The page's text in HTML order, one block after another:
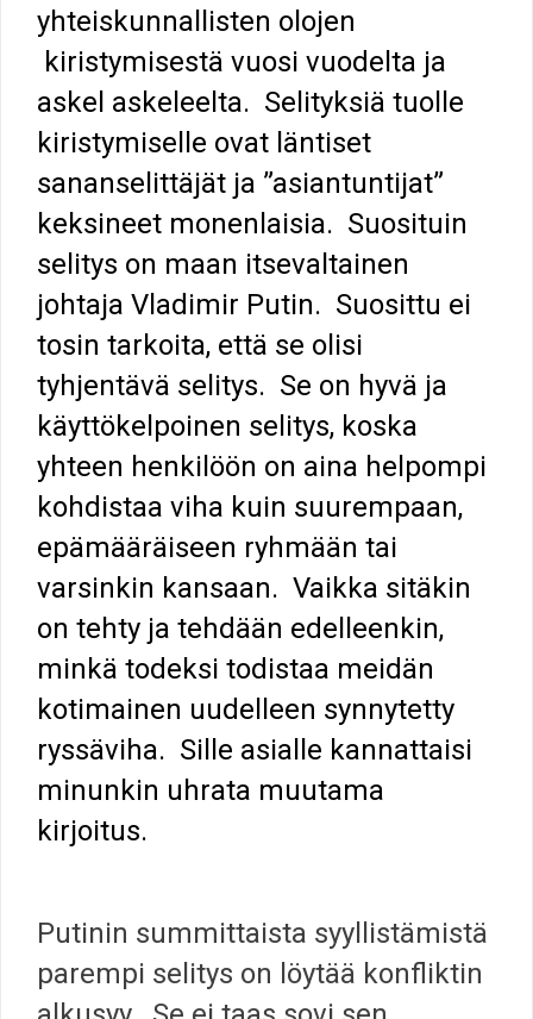
yhteiskunnallisten olojen
kiristymisestä vuosi vuodelta ja
askel askeleelta. Selityksiä tuolle
kiristymiselle ovat läntiset
sananselittäjät ja ”asiantuntijat”
keksineet monenlaisia. Suosituin
selitys on maan itsevaltainen
johtaja Vladimir Putin. Suosittu ei
tosin tarkoita, että se olisi
tyhjentävä selitys. Se on hyvä ja
käyttökelpoinen selitys, koska
yhteen henkilöön on aina helpompi
kohdistaa viha kuin suurempaan,
epämääräiseen ryhmään tai
varsinkin kansaan. Vaikka sitäkin
on tehty ja tehdään edelleenkin,
minkä todeksi todistaa meidän
kotimainen uudelleen synnytetty
ryssäviha. Sille asialle kannattaisi
minunkin uhrata muutama
kirjoitus.
Putinin summittaista syyllistämistä
parempi selitys on löytää konfliktin